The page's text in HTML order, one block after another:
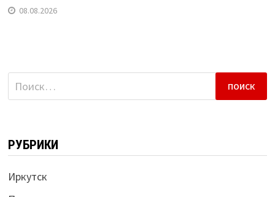
08.08.2026
Найти:
РУБРИКИ
Иркутск